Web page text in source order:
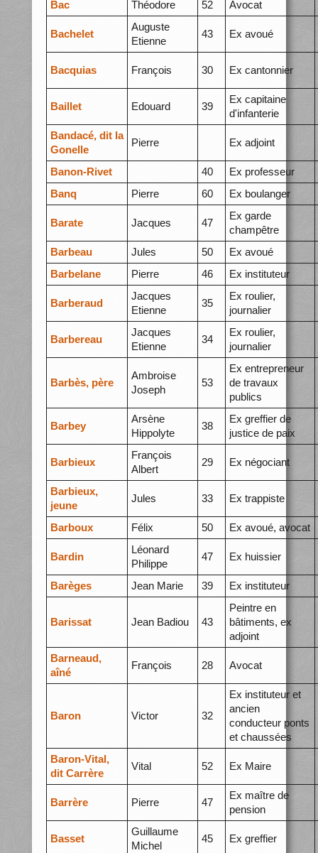
Bac Théodore 52 Avocat
Bachelet
Auguste
Etienne
43 Ex avoué
Bacquias François 30 Ex cantonnier
Baillet Edouard 39
Ex capitaine
d'infanterie
Bandacé, dit la
Gonelle
Pierre Ex adjoint
Banon-Rivet 40
Ex professeur
Banq
Pierre 60 Ex boulanger
Barate Jacques 47
Ex garde
champêtre
Barbeau
Jules 50
Ex avoué
Barbelane
Pierre 46 Ex instituteur
Barberaud
Jacques
Etienne
35
Ex roulier,
journalier
Barbereau
Jacques
Etienne
34
Ex roulier,
journalier
Barbès, père
Ambroise
Joseph
53
Ex entrepreneur
de travaux
publics
Barbey
Arsène
Hippolyte
38
Ex greffier de
justice de paix
Barbieux
François
Albert
29 Ex négociant
Barbieux,
jeune
Jules 33 Ex trappiste
Barboux Félix 50 Ex avoué, avocat
Bardin
Léonard
Philippe
47 Ex huissier
Barèges Jean Marie 39 Ex instituteur
Barissat Jean Badiou 43
Peintre en
bâtiments, ex
adjoint
Barneaud,
aîné
François 28 Avocat
Baron Victor 32
Ex instituteur et
ancien
conducteur ponts
et chaussées
Baron-Vital,
dit Carrère
Vital 52 Ex Maire
Barrère Pierre 47
Ex maître de
pension
Basset
Guillaume
Michel
45 Ex greffier